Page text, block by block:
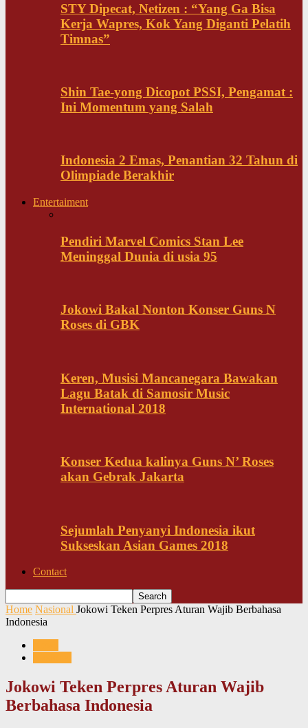
STY Dipecat, Netizen : “Yang Ga Bisa
Kerja Wapres, Kok Yang Diganti Pelatih
Timnas”
Shin Tae-yong Dicopot PSSI, Pengamat :
Ini Momentum yang Salah
Indonesia 2 Emas, Penantian 32 Tahun di
Olimpiade Berakhir
Entertaiment
Pendiri Marvel Comics Stan Lee
Meninggal Dunia di usia 95
Jokowi Bakal Nonton Konser Guns N
Roses di GBK
Keren, Musisi Mancanegara Bawakan
Lagu Batak di Samosir Music
International 2018
Konser Kedua kalinya Guns N’ Roses
akan Gebrak Jakarta
Sejumlah Penyanyi Indonesia ikut
Sukseskan Asian Games 2018
Contact
Home Nasional Jokowi Teken Perpres Aturan Wajib Berbahasa
Indonesia
Jokowi Teken Perpres Aturan Wajib
Berbahasa Indonesia